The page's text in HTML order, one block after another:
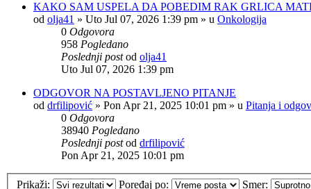
KAKO SAM USPELA DA POBEDIM RAK GRLICA
od olja41 » Uto Jul 07, 2026 1:39 pm » u Onkologija
0 Odgovora
958 Pogledano
Poslednji postod olja41
Uto Jul 07, 2026 1:39 pm
ODGOVOR NA POSTAVLJENO PITANJE
od drfilipović » Pon Apr 21, 2025 10:01 pm » u Pitanja i
0 Odgovora
38940 Pogledano
Poslednji postod drfilipović
Pon Apr 21, 2025 10:01 pm
Prikaži: Poređaj po: Smer: